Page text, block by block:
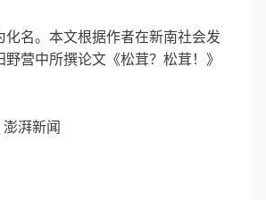
化名。本文根据作者在新南社会发
营中所撰论文《松茸？松茸！》
湃新闻